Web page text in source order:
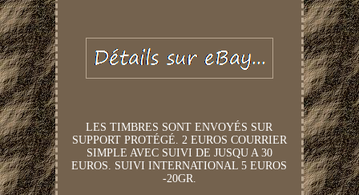
LES TIMBRES SONT ENVOYÉS SUR
SUPPORT PROTÉGÉ. 2 EUROS COURRIER
SIMPLE AVEC SUIVI DE JUSQU A 30
EUROS. SUIVI INTERNATIONAL 5 EUROS
-20GR.